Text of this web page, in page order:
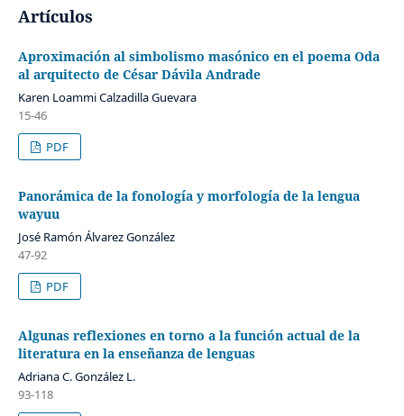
Artículos
Aproximación al simbolismo masónico en el poema Oda
al arquitecto de César Dávila Andrade
Karen Loammi Calzadilla Guevara
15-46
PDF
Panorámica de la fonología y morfología de la lengua
wayuu
José Ramón Álvarez González
47-92
PDF
Algunas reflexiones en torno a la función actual de la
literatura en la enseñanza de lenguas
Adriana C. González L.
93-118